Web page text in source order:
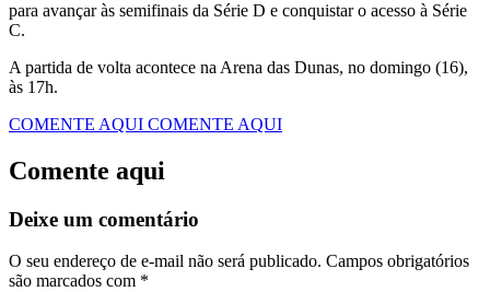
para avançar às semifinais da Série D e conquistar o acesso à Série
C.
A partida de volta acontece na Arena das Dunas, no domingo (16),
às 17h.
COMENTE AQUI COMENTE AQUI
Comente aqui
Deixe um comentário
O seu endereço de e-mail não será publicado. Campos obrigatórios
são marcados com *